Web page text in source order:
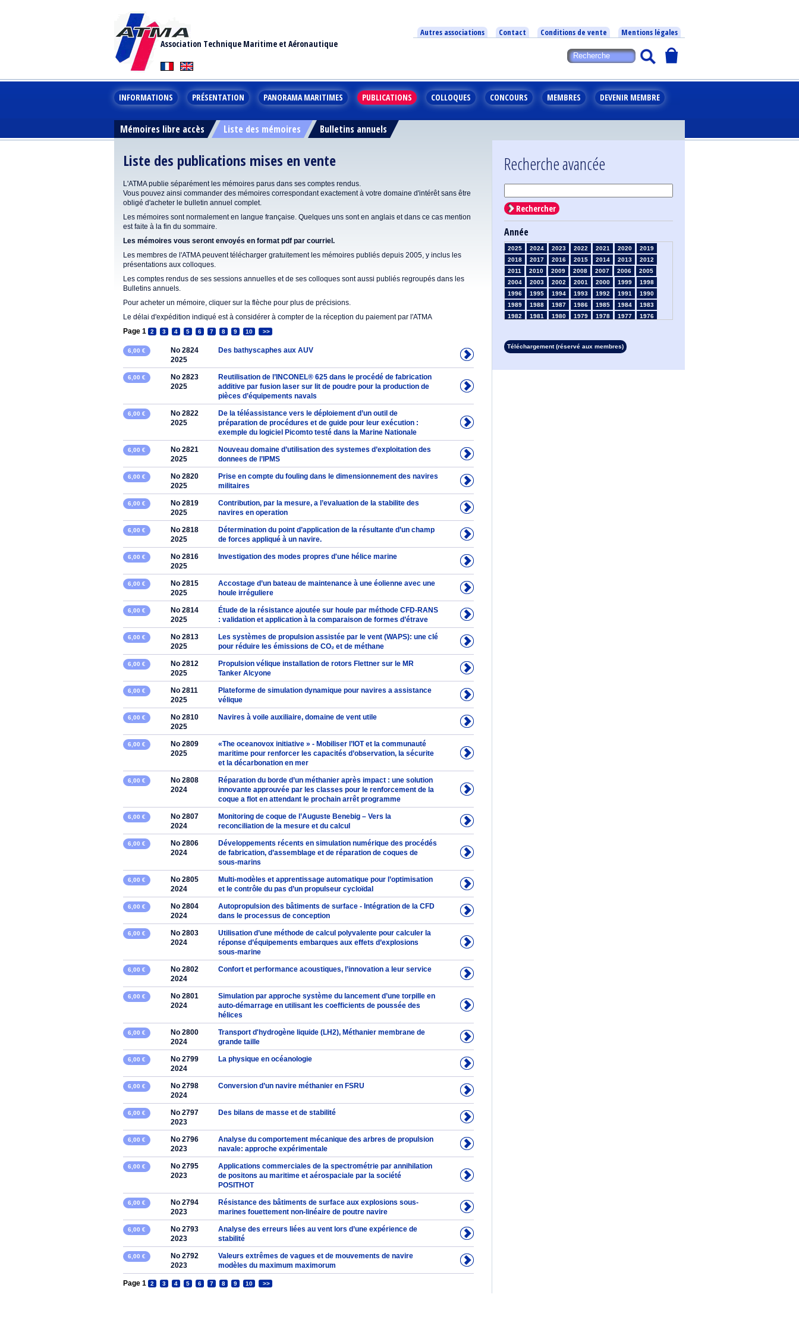
Association Technique Maritime et Aéronautique
Autres associations Contact Conditions de vente Mentions légales
INFORMATIONS PRÉSENTATION PANORAMA MARITIMES PUBLICATIONS COLLOQUES CONCOURS MEMBRES DEVENIR MEMBRE
Mémoires libre accès Liste des mémoires Bulletins annuels
Liste des publications mises en vente
L'ATMA publie séparément les mémoires parus dans ses comptes rendus.
Vous pouvez ainsi commander des mémoires correspondant exactement à votre domaine d'intérêt sans être
obligé d'acheter le bulletin annuel complet.
Les mémoires sont normalement en langue française. Quelques uns sont en anglais et dans ce cas mention
est faite à la fin du sommaire.
Les mémoires vous seront envoyés en format pdf par courriel.
Les membres de l'ATMA peuvent télécharger gratuitement les mémoires publiés depuis 2005, y inclus les
présentations aux colloques.
Les comptes rendus de ses sessions annuelles et de ses colloques sont aussi publiés regroupés dans les
Bulletins annuels.
Pour acheter un mémoire, cliquer sur la flèche pour plus de précisions.
Le délai d'expédition indiqué est à considérer à compter de la réception du paiement par l'ATMA
Page 1
2 3 4 5 6 7 8 9 10 >>
6,00 €
No 2824
2025
Des bathyscaphes aux AUV
6,00 €
No 2823
2025
Reutilisation de l’INCONEL® 625 dans le procédé de fabrication
additive par fusion laser sur lit de poudre pour la production de
pièces d’équipements navals
6,00 €
No 2822
2025
De la téléassistance vers le déploiement d’un outil de
préparation de procédures et de guide pour leur exécution :
exemple du logiciel Picomto testé dans la Marine Nationale
6,00 €
No 2821
2025
Nouveau domaine d’utilisation des systemes d’exploitation des
donnees de l’IPMS
6,00 €
No 2820
2025
Prise en compte du fouling dans le dimensionnement des navires
militaires
6,00 €
No 2819
2025
Contribution, par la mesure, a l’evaluation de la stabilite des
navires en operation
6,00 €
No 2818
2025
Détermination du point d’application de la résultante d’un champ
de forces appliqué à un navire.
6,00 €
No 2816
2025
Investigation des modes propres d'une hélice marine
6,00 €
No 2815
2025
Accostage d’un bateau de maintenance à une éolienne avec une
houle irréguliere
6,00 €
No 2814
2025
Étude de la résistance ajoutée sur houle par méthode CFD-RANS
: validation et application à la comparaison de formes d’étrave
6,00 €
No 2813
2025
Les systèmes de propulsion assistée par le vent (WAPS): une clé
pour réduire les émissions de CO₂ et de méthane
6,00 €
No 2812
2025
Propulsion vélique installation de rotors Flettner sur le MR
Tanker Alcyone
6,00 €
No 2811
2025
Plateforme de simulation dynamique pour navires a assistance
vélique
6,00 €
No 2810
2025
Navires à voile auxiliaire, domaine de vent utile
6,00 €
No 2809
2025
«The oceanovox initiative » - Mobiliser l’IOT et la communauté
maritime pour renforcer les capacités d’observation, la sécurite
et la décarbonation en mer
6,00 €
No 2808
2024
Réparation du borde d’un méthanier après impact : une solution
innovante approuvée par les classes pour le renforcement de la
coque a flot en attendant le prochain arrêt programme
6,00 €
No 2807
2024
Monitoring de coque de l’Auguste Benebig – Vers la
reconciliation de la mesure et du calcul
6,00 €
No 2806
2024
Développements récents en simulation numérique des procédés
de fabrication, d’assemblage et de réparation de coques de
sous-marins
6,00 €
No 2805
2024
Multi-modèles et apprentissage automatique pour l’optimisation
et le contrôle du pas d’un propulseur cycloïdal
6,00 €
No 2804
2024
Autopropulsion des bâtiments de surface - Intégration de la CFD
dans le processus de conception
6,00 €
No 2803
2024
Utilisation d’une méthode de calcul polyvalente pour calculer la
réponse d’équipements embarques aux effets d’explosions
sous-marine
6,00 €
No 2802
2024
Confort et performance acoustiques, l’innovation a leur service
6,00 €
No 2801
2024
Simulation par approche système du lancement d’une torpille en
auto-démarrage en utilisant les coefficients de poussée des
hélices
6,00 €
No 2800
2024
Transport d'hydrogène liquide (LH2), Méthanier membrane de
grande taille
6,00 €
No 2799
2024
La physique en océanologie
6,00 €
No 2798
2024
Conversion d’un navire méthanier en FSRU
6,00 €
No 2797
2023
Des bilans de masse et de stabilité
6,00 €
No 2796
2023
Analyse du comportement mécanique des arbres de propulsion
navale: approche expérimentale
6,00 €
No 2795
2023
Applications commerciales de la spectrométrie par annihilation
de positons au maritime et aérospaciale par la société
POSITHOT
6,00 €
No 2794
2023
Résistance des bâtiments de surface aux explosions sous-
marines fouettement non-linéaire de poutre navire
6,00 €
No 2793
2023
Analyse des erreurs liées au vent lors d’une expérience de
stabilité
6,00 €
No 2792
2023
Valeurs extrêmes de vagues et de mouvements de navire
modèles du maximum maximorum
Page 1 2 3 4 5 6 7 8 9 10 >>
Recherche avancée
Rechercher
Année
2025 2024 2023 2022 2021 2020
2019
2018
2017 2016 2015 2014 2013
2012
2011
2010 2009 2008 2007 2006
2005
2004
2003 2002 2001 2000 1999
1998
1996
1995 1994 1993 1992 1991
1990
1989
1988 1987 1986 1985 1984
1983
1982
1981 1980 1979 1978 1977
1976
1961
1960 1959 1958 1957 1956
Téléchargement (réservé aux membres)